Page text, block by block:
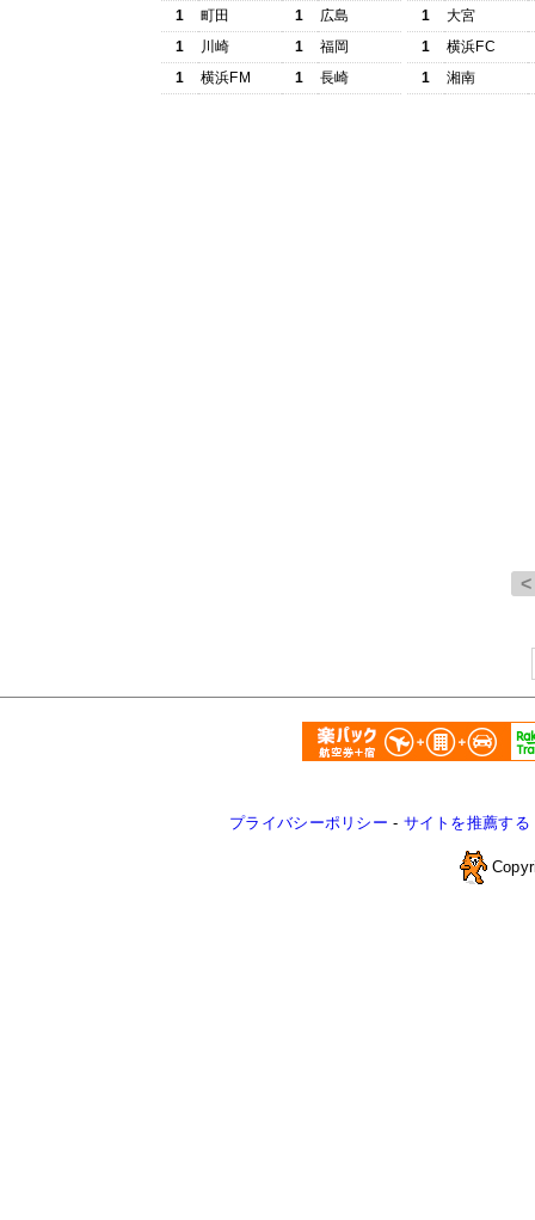
1
町田 1
広島
1
川崎 1
福岡
1
横浜FM 1 長崎
1
大宮
1
横浜FC
1
湘南
プライバシーポリシー - サイトを推薦する